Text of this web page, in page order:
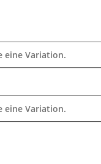
eine Variation.
eine Variation.